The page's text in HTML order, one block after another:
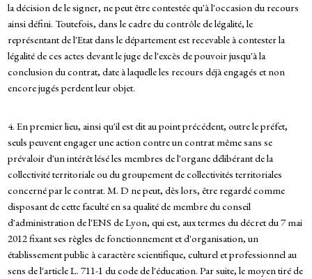
la décision de le signer, ne peut être contestée qu'à l'occasion du recours
ainsi défini. Toutefois, dans le cadre du contrôle de légalité, le
représentant de l'Etat dans le département est recevable à contester la
légalité de ces actes devant le juge de l'excès de pouvoir jusqu'à la
conclusion du contrat, date à laquelle les recours déjà engagés et non
encore jugés perdent leur objet.
4. En premier lieu, ainsi qu'il est dit au point précédent, outre le préfet,
seuls peuvent engager une action contre un contrat même sans se
prévaloir d'un intérêt lésé les membres de l'organe délibérant de la
collectivité territoriale ou du groupement de collectivités territoriales
concerné par le contrat. M. D ne peut, dès lors, être regardé comme
disposant de cette faculté en sa qualité de membre du conseil
d'administration de l'ENS de Lyon, qui est, aux termes du décret du 7 mai
2012 fixant ses règles de fonctionnement et d'organisation, un
établissement public à caractère scientifique, culturel et professionnel au
sens de l'article L. 711-1 du code de l'éducation. Par suite, le moyen tiré de